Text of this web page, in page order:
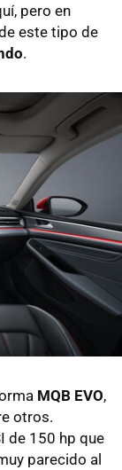
pero en
este tipo de
.
MQB EVO,
otros.
de 150 hp que
parecido al